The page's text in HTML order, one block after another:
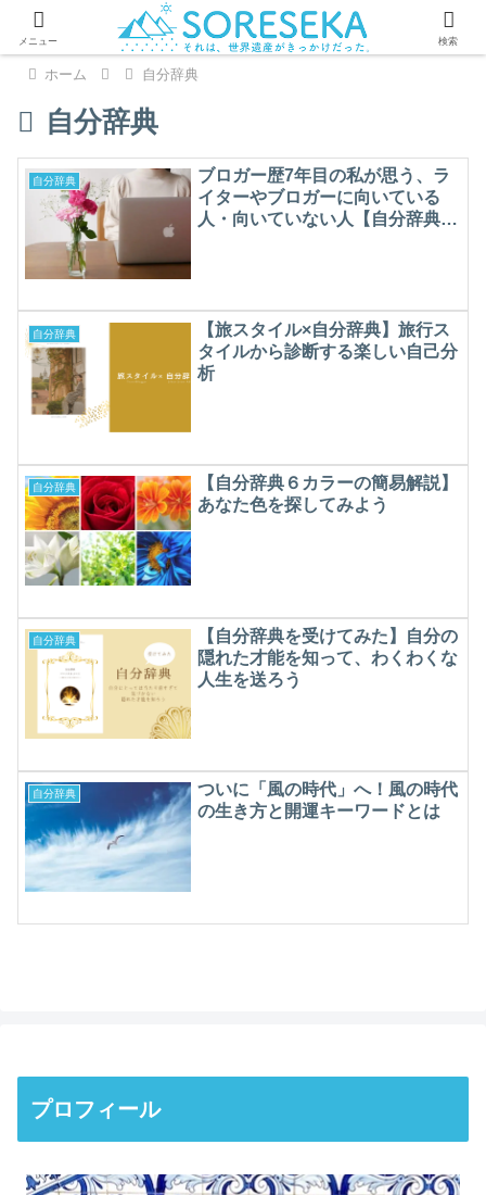
ホーム 自分辞典
自分辞典
自分辞典
ブロガー歴7年目の私が思う、ラ
イターやブロガーに向いている
人・向いていない人【自分辞典と
自分辞典
【旅スタイル×自分辞典】旅行ス
タイルから診断する楽しい自己分
析
自分辞典
【自分辞典６カラーの簡易解説】
あなた色を探してみよう
自分辞典
【自分辞典を受けてみた】自分の
隠れた才能を知って、わくわくな
人生を送ろう
自分辞典
ついに「風の時代」へ！風の時代
の生き方と開運キーワードとは
プロフィール
メニュー 検索